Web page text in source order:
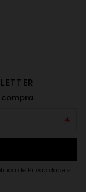
compra.
de Privacidade